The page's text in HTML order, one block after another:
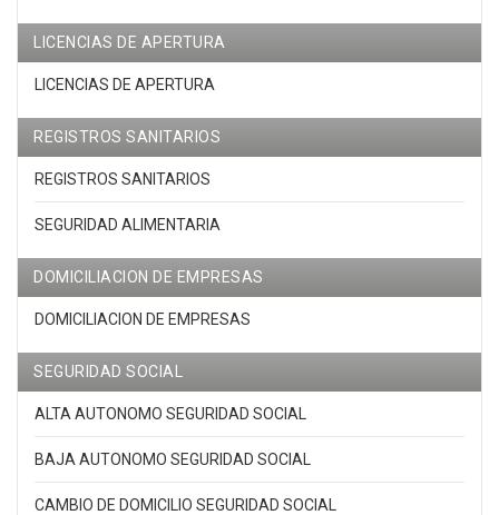
LICENCIAS DE APERTURA
LICENCIAS DE APERTURA
REGISTROS SANITARIOS
REGISTROS SANITARIOS
SEGURIDAD ALIMENTARIA
DOMICILIACION DE EMPRESAS
DOMICILIACION DE EMPRESAS
SEGURIDAD SOCIAL
ALTA AUTONOMO SEGURIDAD SOCIAL
BAJA AUTONOMO SEGURIDAD SOCIAL
CAMBIO DE DOMICILIO SEGURIDAD SOCIAL